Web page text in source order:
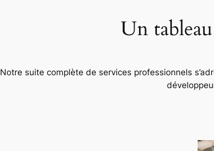
Un
Notre suite complète de services professionnels